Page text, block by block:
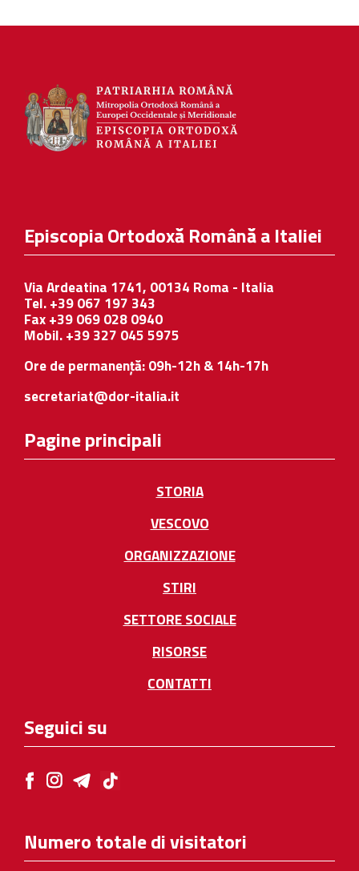
Episcopia Ortodoxă Română a Italiei
Via Ardeatina 1741, 00134 Roma - Italia
Tel. +39 067 197 343
Fax +39 069 028 0940
Mobil. +39 327 045 5975
Ore de permanență: 09h-12h & 14h-17h
secretariat@dor-italia.it
Pagine principali
STORIA
VESCOVO
ORGANIZZAZIONE
STIRI
SETTORE SOCIALE
RISORSE
CONTATTI
Seguici su
Numero totale di visitatori